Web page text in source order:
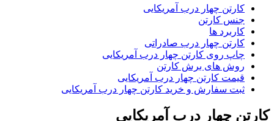
کارتن چهار درب آمریکایی
جنس کارتن
کاربرد ها
کارتن چهار درب صادراتی
چاپ روی کارتن چهار درب آمریکایی
روش های برش کارتن
قیمت کارتن چهار درب آمریکایی
ثبت سفارش و خرید کارتن چهار درب آمریکایی
کارتن چهار درب آمریکایی